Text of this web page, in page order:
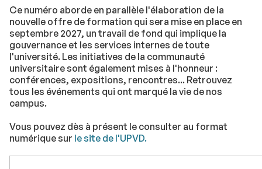
Ce numéro aborde en parallèle l'élaboration de la
nouvelle offre de formation qui sera mise en place en
septembre 2027, un travail de fond qui implique la
gouvernance et les services internes de toute
l'université. Les initiatives de la communauté
universitaire sont également mises à l'honneur :
conférences, expositions, rencontres... Retrouvez
tous les événements qui ont marqué la vie de nos
campus.
Vous pouvez dès à présent le consulter au format
numérique sur le site de l'UPVD.